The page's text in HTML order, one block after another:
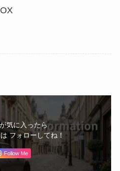
気に入ったら
フォローしてね！
Follow Me